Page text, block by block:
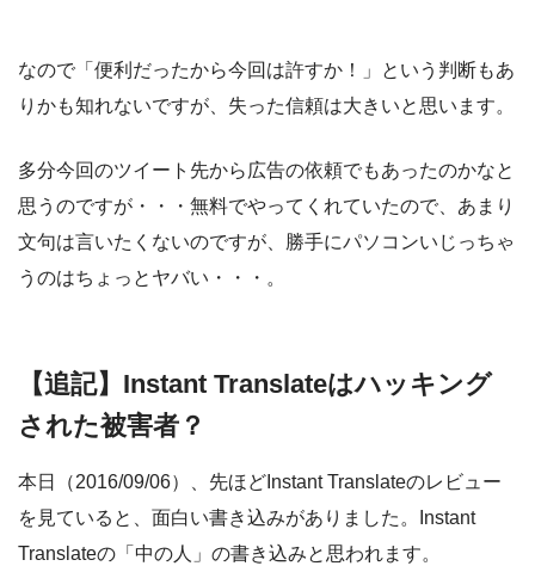
なので「便利だったから今回は許すか！」という判断もあ
りかも知れないですが、失った信頼は大きいと思います。
多分今回のツイート先から広告の依頼でもあったのかなと
思うのですが・・・無料でやってくれていたので、あまり
文句は言いたくないのですが、勝手にパソコンいじっちゃ
うのはちょっとヤバい・・・。
【追記】Instant Translateはハッキング
された被害者？
本日（2016/09/06）、先ほどInstant Translateのレビュー
を見ていると、面白い書き込みがありました。Instant
Translateの「中の人」の書き込みと思われます。